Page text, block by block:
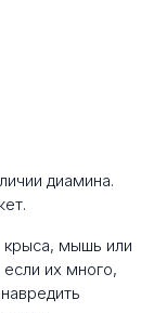
диамина.
крыса, мышь или
их много,